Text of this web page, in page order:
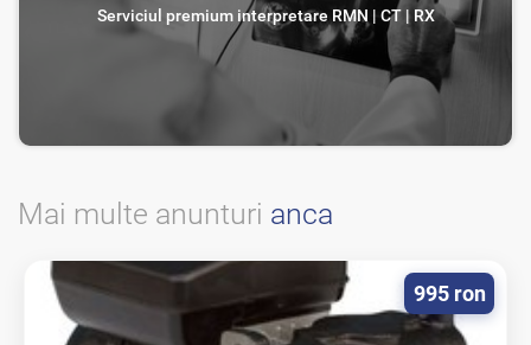
Serviciul premium interpretare RMN | CT | RX
Mai multe anunturi anca
995 ron